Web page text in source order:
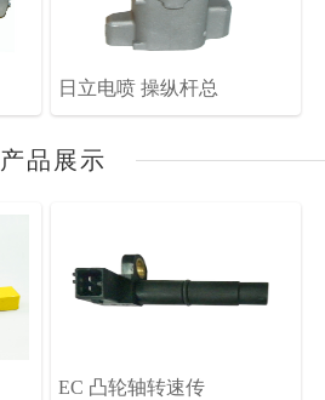
日立电喷 操纵杆总
产品展示
EC 凸轮轴转速传